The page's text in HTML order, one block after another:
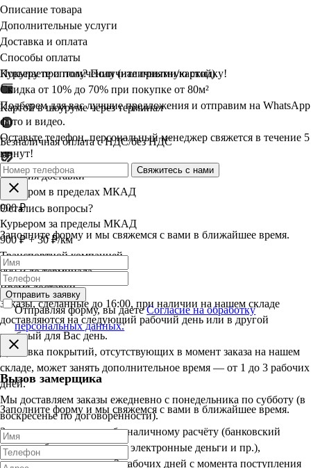
Описание товара
Дополнительные услуги
Доставка и оплата
Способы оплаты
Курьеру при получении (наличными/картой)
Картой в шоуруме через терминал
Безналичная оплата с НДС/без НДС
Условия доставки
Курьером в пределах МКАД
900 ₽
Курьером за пределы МКАД
900 ₽ + 30 ₽/км
Транспортной компанией
900 ₽ до терминала
Время доставки
Заказы, сделанные до 16:00, при наличии на нашем складе
доставляются на следующий рабочий день или в другой
удобный для Вас день.
Доставка покрытий, отсутствующих в момент заказа на нашем
складе, может занять дополнительное время — от 1 до 3 рабочих
дней.
Мы доставляем заказы ежедневно с понедельника по субботу (в
воскресенье по договорённости).
Заказы, оплаченные по безналичному расчёту (банковский
перевод, банковская карта, электронные деньги и пр.),
доставляются в срок до 3 рабочих дней с момента поступления
Покупаете оптом? Получитеприятнуюскидку!
Скидка от 10% до 70% при покупке от 80м²
Подберем для вас лучшие предложения и отправим на WhatsApp
фото и видео.
Оставьте телефон, персональный менеджер свяжется в течение 5
минут!
Свяжитесь с нами
Остались вопросы?
Заполните форму и мы свяжемся с вами в ближайшее время.
Отправить заявку
Отправляя форму, вы даетеСогласие на обработку
персональных данных.
Вызов замерщика
Заполните форму и мы свяжемся с вами в ближайшее время.